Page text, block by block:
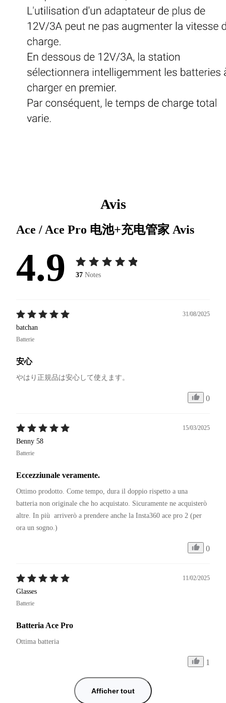
Avis
Ace / Ace Pro 电池+充电管家 Avis
4.9 37 Notes
31/08/2025
batchan
Batterie
安心
やはり正規品は安心して使えます。
0
15/03/2025
Benny 58
Batterie
Eccezziunale veramente.
Ottimo prodotto. Come tempo, dura il doppio rispetto a una
batteria non originale che ho acquistato. Sicuramente ne acquisterò
altre. In più  arriverò a prendere anche la Insta360 ace pro 2 (per
ora un sogno.)
0
11/02/2025
Glasses
Batterie
Batteria Ace Pro
Ottima batteria
1
Afficher tout